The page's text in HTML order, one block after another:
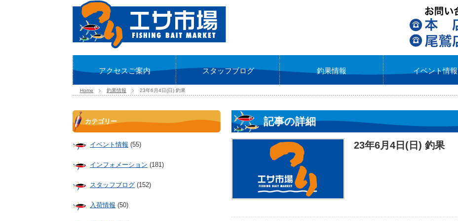
アクセスご案内 スタッフブログ 釣果情報 イベント情報
Home 釣果情報 23年6月4日(日) 釣果
記事の詳細
23年6月4日(日) 釣果
カテゴリー
イベント情報 (55)
インフォメーション (181)
スタッフブログ (152)
入荷情報 (50)